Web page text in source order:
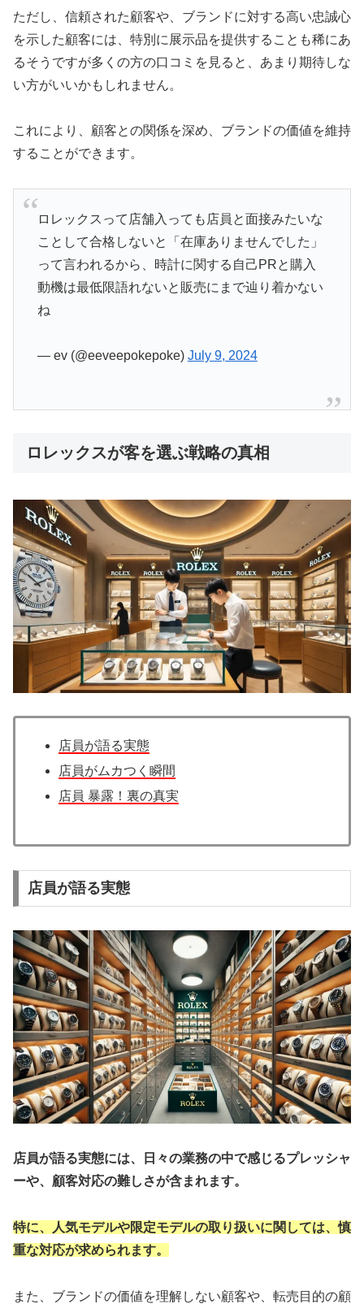
ただし、信頼された顧客や、ブランドに対する高い忠誠心
を示した顧客には、特別に展示品を提供することも稀にあ
るそうですが多くの方の口コミを見ると、あまり期待しな
い方がいいかもしれません。
これにより、顧客との関係を深め、ブランドの価値を維持
することができます。
ロレックスって店舗入っても店員と面接みたいな
ことして合格しないと「在庫ありませんでした」
って言われるから、時計に関する自己PRと購入
動機は最低限語れないと販売にまで辿り着かない
ね
— ev (@eeveepokepoke) July 9, 2024
ロレックスが客を選ぶ戦略の真相
店員が語る実態
店員がムカつく瞬間
店員 暴露！裏の真実
店員が語る実態
店員が語る実態には、日々の業務の中で感じるプレッシャ
ーや、顧客対応の難しさが含まれます。
特に、人気モデルや限定モデルの取り扱いに関しては、慎
重な対応が求められます。
また、ブランドの価値を理解しない顧客や、転売目的の顧